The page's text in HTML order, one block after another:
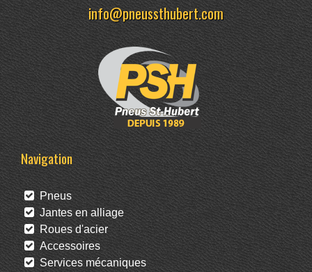
info@pneussthubert.com
Navigation
Pneus
Jantes en alliage
Roues d'acier
Accessoires
Services mécaniques